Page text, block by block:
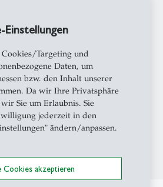
Einstellungen
Targeting und
Daten, um
bzw. den Inhalt unserer
Da wir Ihre Privatsphäre
Sie um Erlaubnis. Sie
jederzeit in den
ändern/anpassen.
Cookies akzeptieren
C.:
Improve Investment
- A Journal of Accounting,
(2019), 55 (1), 92-127.
W.:Capitalizing Research &
or Earnings Management?
(2016), 373-401.
Dinh inkl. Publikationen